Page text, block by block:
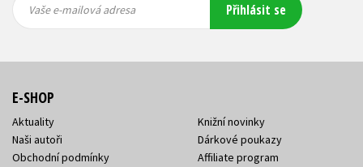
mailová
mailová
Vaše e-mailová adresa Přihlásit se
E-SHOP
Aktuality
Naši autoři
Obchodní podmínky
Knižní novinky
Dárkové poukazy
Affiliate program